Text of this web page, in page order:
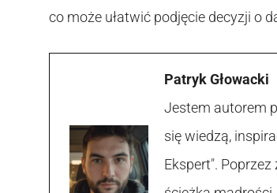
co może ułatwić podjęcie decyzji o
Patryk Głowacki
Jestem autorem
się wiedzą,
Ekspert".